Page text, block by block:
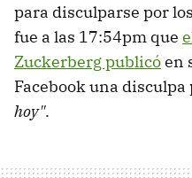
para disculparse por
fue a las 17:54pm que
Zuckerberg publicóen
Facebook una disculpa
hoy".